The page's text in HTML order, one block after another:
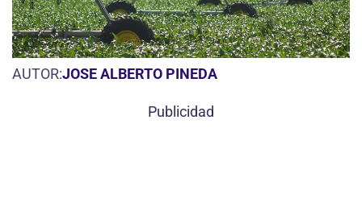
AUTOR:JOSE ALBERTO PINEDA
Publicidad